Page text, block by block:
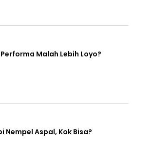
Malah Lebih Loyo?
Nempel Aspal, Kok Bisa?